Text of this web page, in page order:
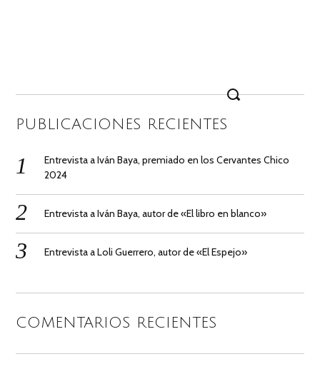
for:
PUBLICACIONES RECIENTES
Entrevista a Iván Baya, premiado en los Cervantes Chico
2024
Entrevista a Iván Baya, autor de «El libro en blanco»
Entrevista a Loli Guerrero, autor de «El Espejo»
COMENTARIOS RECIENTES